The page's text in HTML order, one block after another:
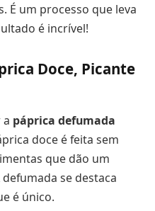
É um processo que leva
é incrível!
Doce, Picante
páprica defumada
doce é feita sem
que dão um
se destaca
é único.